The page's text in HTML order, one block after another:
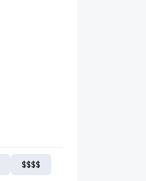
$$$$